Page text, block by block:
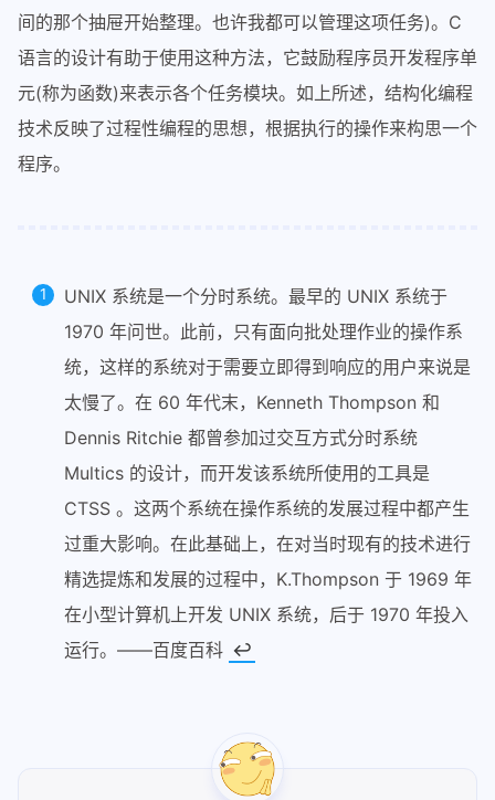
间的那个抽屉开始整理。也许我都可以管理这项任务)。C
语言的设计有助于使用这种方法，它鼓励程序员开发程序单
元(称为函数)来表示各个任务模块。如上所述，结构化编程
技术反映了过程性编程的思想，根据执行的操作来构思一个
程序。
UNIX 系统是一个分时系统。最早的 UNIX 系统于
1970 年问世。此前，只有面向批处理作业的操作系
统，这样的系统对于需要立即得到响应的用户来说是
太慢了。在 60 年代末，Kenneth Thompson 和
Dennis Ritchie 都曾参加过交互方式分时系统
Multics 的设计，而开发该系统所使用的工具是
CTSS 。这两个系统在操作系统的发展过程中都产生
过重大影响。在此基础上，在对当时现有的技术进行
精选提炼和发展的过程中，K.Thompson 于 1969 年
在小型计算机上开发 UNIX 系统，后于 1970 年投入
运行。——百度百科 ↩︎